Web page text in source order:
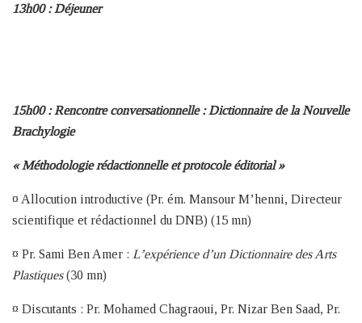
13h00 : Déjeuner
15h00 :Rencontre conversationnelle : Dictionnaire de la Nouvelle
Brachylogie
« Méthodologie rédactionnelle et protocole éditorial »
¤ Allocution introductive (Pr. ém. Mansour M’henni, Directeur
scientifique et rédactionnel du DNB) (15 mn)
¤ Pr. Sami Ben Amer : L’expérience d’un Dictionnaire des Arts
Plastiques(30 mn)
¤ Discutants : Pr. Mohamed Chagraoui, Pr. Nizar Ben Saad, Pr.